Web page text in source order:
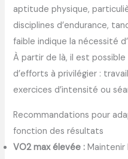
aptitude physique,
disciplines d’endurance,
faible indique la nécessité
À partir de là, il est
d’efforts à privilégier :
exercices d’intensité ou
Recommandations pour
fonction des résultats
VO2 max élevée :